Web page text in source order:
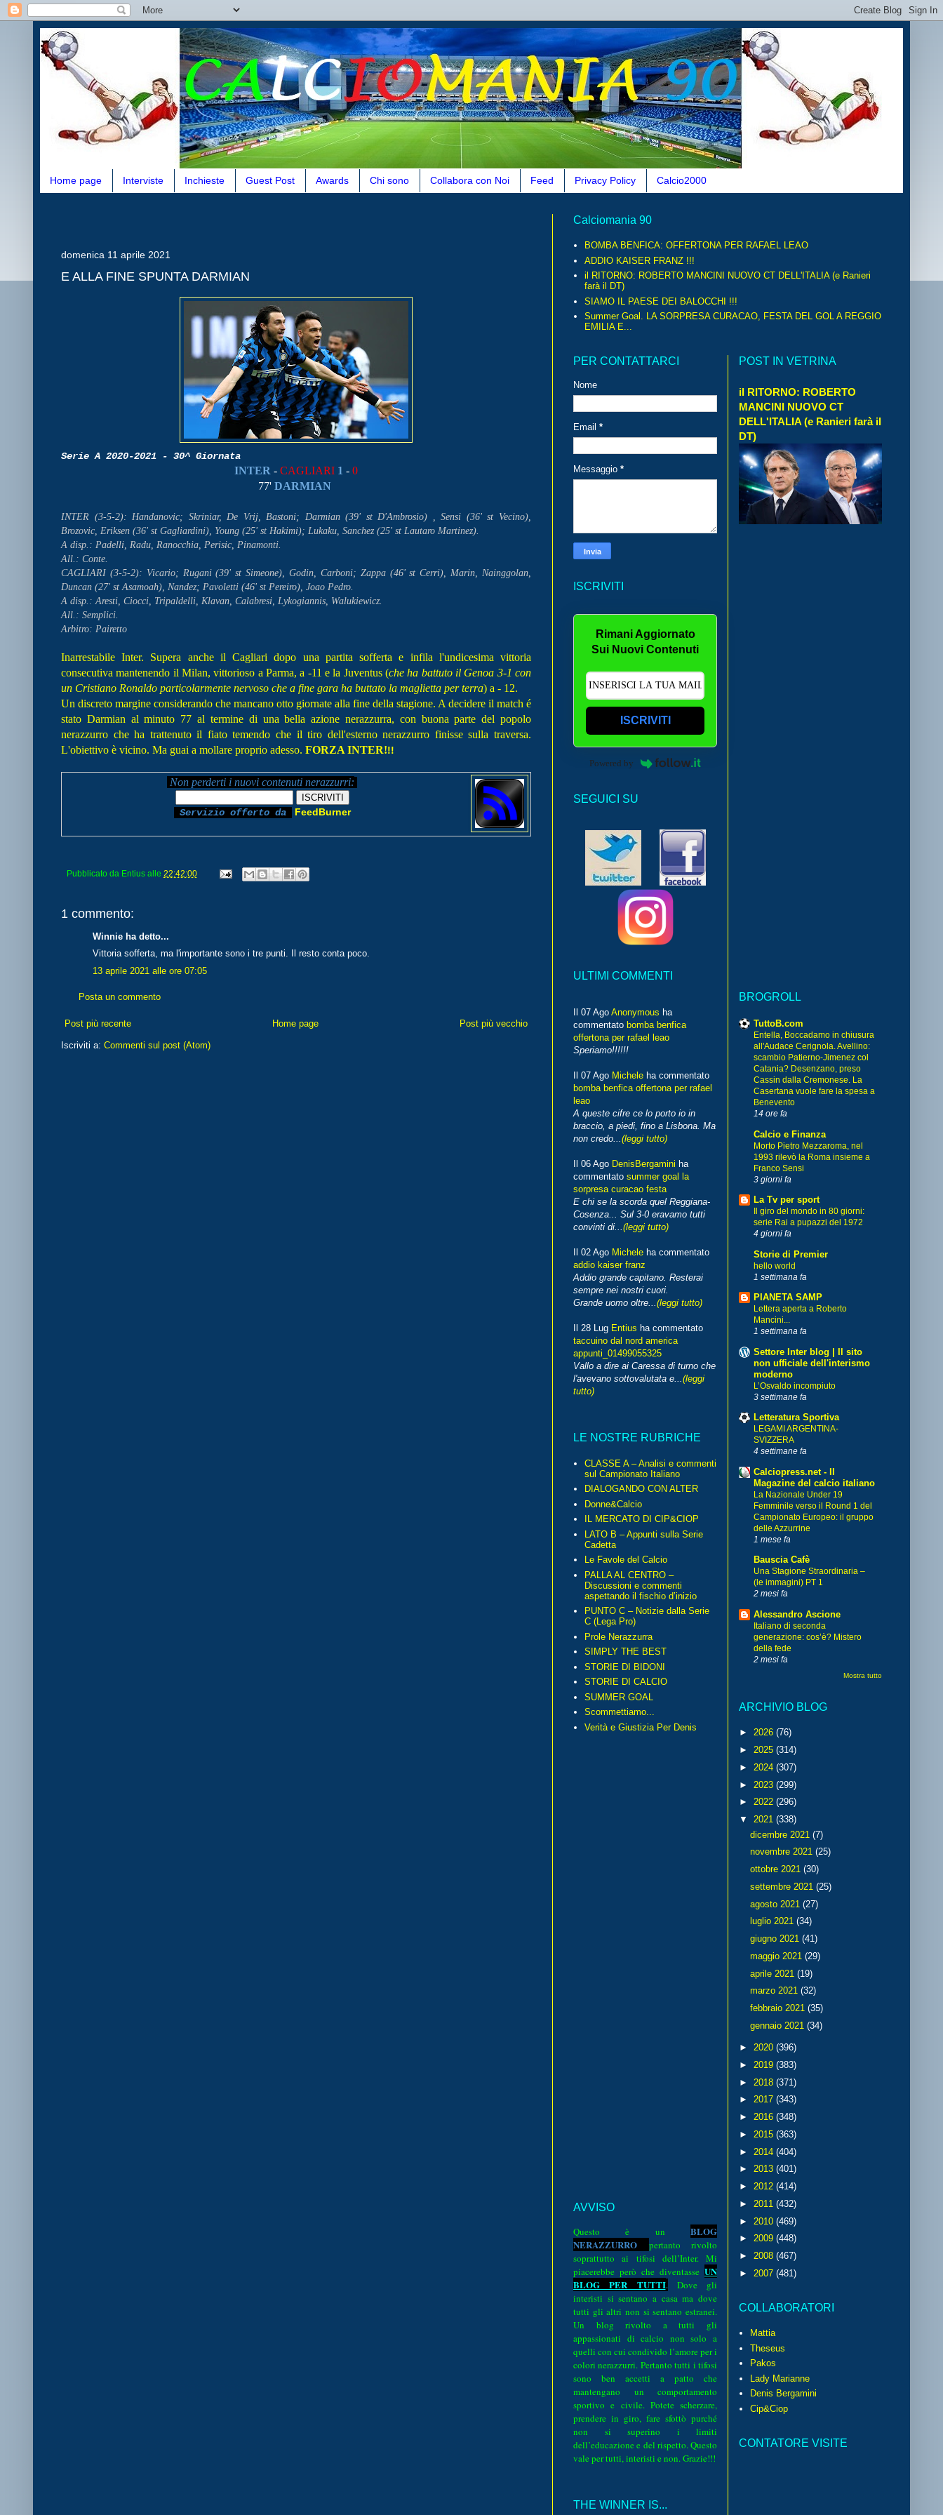
Home page Interviste Inchieste Guest Post Awards Chi sono Collabora con Noi Feed Privacy Policy Calcio2000
domenica 11 aprile 2021
E ALLA FINE SPUNTA DARMIAN
Serie A 2020-2021 - 30^ Giornata
INTER - CAGLIARI 1 - 0
77' DARMIAN
INTER (3-5-2): Handanovic; Skriniar, De Vrij, Bastoni; Darmian (39' st D'Ambrosio) , Sensi (36' st Vecino),
Brozovic, Eriksen (36' st Gagliardini), Young (25' st Hakimi); Lukaku, Sanchez (25' st Lautaro Martinez).
A disp.: Padelli, Radu, Ranocchia, Perisic, Pinamonti.
All.: Conte.
CAGLIARI (3-5-2): Vicario; Rugani (39' st Simeone), Godin, Carboni; Zappa (46' st Cerri), Marin, Nainggolan,
Duncan (27' st Asamoah), Nandez; Pavoletti (46' st Pereiro), Joao Pedro.
A disp.: Aresti, Ciocci, Tripaldelli, Klavan, Calabresi, Lykogiannis, Walukiewicz.
All.: Semplici.
Arbitro: Pairetto
Inarrestabile Inter. Supera anche il Cagliari dopo una partita sofferta e infila l'undicesima vittoria
consecutiva mantenendo il Milan, vittorioso a Parma, a -11 e la Juventus (che ha battuto il Genoa 3-1 con
un Cristiano Ronaldo particolarmente nervoso che a fine gara ha buttato la maglietta per terra) a - 12.
Un discreto margine considerando che mancano otto giornate alla fine della stagione. A decidere il match é
stato Darmian al minuto 77 al termine di una bella azione nerazzurra, con buona parte del popolo
nerazzurro che ha trattenuto il fiato temendo che il tiro dell'esterno nerazzurro finisse sulla traversa.
L'obiettivo è vicino. Ma guai a mollare proprio adesso. FORZA INTER!!!
Non perderti i nuovi contenuti nerazzurri:
Servizio offerto da FeedBurner
Pubblicato da Entius alle 22:42:00
1 commento:
Winnie ha detto...
Vittoria sofferta, ma l'importante sono i tre punti. Il resto conta poco.
13 aprile 2021 alle ore 07:05
Posta un commento
Post più recente Post più vecchio
Home page
Iscriviti a: Commenti sul post (Atom)
Calciomania 90
BOMBA BENFICA: OFFERTONA PER RAFAEL LEAO
ADDIO KAISER FRANZ !!!
il RITORNO: ROBERTO MANCINI NUOVO CT DELL'ITALIA (e Ranieri
farà il DT)
SIAMO IL PAESE DEI BALOCCHI !!!
Summer Goal. LA SORPRESA CURACAO, FESTA DEL GOL A REGGIO
EMILIA E...
PER CONTATTARCI
Nome
Email *
Messaggio *
ISCRIVITI
Rimani Aggiornato
Sui Nuovi Contenuti
ISCRIVITI
Powered by
SEGUICI SU
ULTIMI COMMENTI
Il 07 Ago Anonymous ha
commentato bomba benfica
offertona per rafael leao
Speriamo!!!!!!
Il 07 Ago Michele ha commentato
bomba benfica offertona per rafael
leao
A queste cifre ce lo porto io in
braccio, a piedi, fino a Lisbona. Ma
non credo...(leggi tutto)
Il 06 Ago DenisBergamini ha
commentato summer goal la
sorpresa curacao festa
E chi se la scorda quel Reggiana-
Cosenza... Sul 3-0 eravamo tutti
convinti di...(leggi tutto)
Il 02 Ago Michele ha commentato
addio kaiser franz
Addio grande capitano. Resterai
sempre nei nostri cuori.
Grande uomo oltre...(leggi tutto)
Il 28 Lug Entius ha commentato
taccuino dal nord america
appunti_01499055325
Vallo a dire ai Caressa di turno che
l'avevano sottovalutata e...(leggi
tutto)
LE NOSTRE RUBRICHE
CLASSE A – Analisi e commenti
sul Campionato Italiano
DIALOGANDO CON ALTER
Donne&Calcio
IL MERCATO DI CIP&CIOP
LATO B – Appunti sulla Serie
Cadetta
Le Favole del Calcio
PALLA AL CENTRO –
Discussioni e commenti
aspettando il fischio d’inizio
PUNTO C – Notizie dalla Serie
C (Lega Pro)
Prole Nerazzurra
SIMPLY THE BEST
STORIE DI BIDONI
STORIE DI CALCIO
SUMMER GOAL
Scommettiamo...
Verità e Giustizia Per Denis
AVVISO
Questo è un BLOG
NERAZZURRO pertanto rivolto
soprattutto ai tifosi dell’Inter. Mi
piacerebbe però che diventasse UN
BLOG PER TUTTI.
Dove gli
interisti si sentano a casa ma dove
tutti gli altri non si sentano estranei.
Un blog rivolto a tutti gli
appassionati di calcio non solo a
quelli con cui condivido l’amore per i
colori nerazzurri. Pertanto tutti i tifosi
sono ben accetti a patto che
mantengano un comportamento
sportivo e civile. Potete scherzare,
prendere in giro, fare sfottò purché
non si superino i limiti
dell’educazione e del rispetto. Questo
vale per tutti, interisti e non. Grazie!!!
THE WINNER IS...
POST IN VETRINA
il RITORNO: ROBERTO
MANCINI NUOVO CT
DELL'ITALIA (e Ranieri farà il
DT)
BROGROLL
TuttoB.com
Entella, Boccadamo in chiusura
all'Audace Cerignola. Avellino:
scambio Patierno-Jimenez col
Catania? Desenzano, preso
Cassin dalla Cremonese. La
Casertana vuole fare la spesa a
Benevento
14 ore fa
Calcio e Finanza
Morto Pietro Mezzaroma, nel
1993 rilevò la Roma insieme a
Franco Sensi
3 giorni fa
La Tv per sport
Il giro del mondo in 80 giorni:
serie Rai a pupazzi del 1972
4 giorni fa
Storie di Premier
hello world
1 settimana fa
PIANETA SAMP
Lettera aperta a Roberto
Mancini...
1 settimana fa
Settore Inter blog | Il sito
non ufficiale dell'interismo
moderno
L’Osvaldo incompiuto
3 settimane fa
Letteratura Sportiva
LEGAMI ARGENTINA-
SVIZZERA
4 settimane fa
Calciopress.net - Il
Magazine del calcio italiano
La Nazionale Under 19
Femminile verso il Round 1 del
Campionato Europeo: il gruppo
delle Azzurrine
1 mese fa
Bauscia Cafè
Una Stagione Straordinaria –
(le immagini) PT 1
2 mesi fa
Alessandro Ascione
Italiano di seconda
generazione: cos’è? Mistero
della fede
2 mesi fa
Mostra tutto
ARCHIVIO BLOG
► 2026 (76)
► 2025 (314)
► 2024 (307)
► 2023 (299)
► 2022 (296)
▼ 2021 (338)
dicembre 2021 (7)
novembre 2021 (25)
ottobre 2021 (30)
settembre 2021 (25)
agosto 2021 (27)
luglio 2021 (34)
giugno 2021 (41)
maggio 2021 (29)
aprile 2021 (19)
marzo 2021 (32)
febbraio 2021 (35)
gennaio 2021 (34)
► 2020 (396)
► 2019 (383)
► 2018 (371)
► 2017 (343)
► 2016 (348)
► 2015 (363)
► 2014 (404)
► 2013 (401)
► 2012 (414)
► 2011 (432)
► 2010 (469)
► 2009 (448)
► 2008 (467)
► 2007 (481)
COLLABORATORI
Mattia
Theseus
Pakos
Lady Marianne
Denis Bergamini
Cip&Ciop
CONTATORE VISITE